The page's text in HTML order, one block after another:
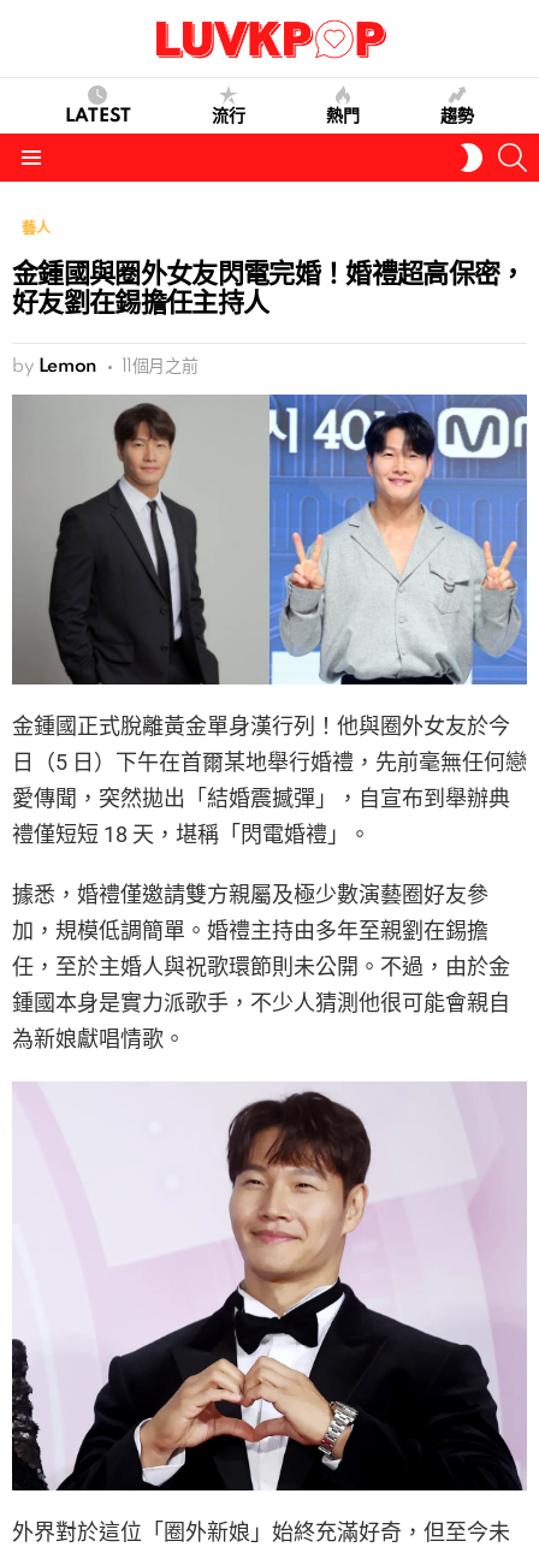
LATEST 流行 熱門 趨勢
SKIN
藝人
金鍾國與圈外女友閃電完婚！婚禮超高保密，
好友劉在錫擔任主持人
by Lemon 11個月之前
金鍾國正式脫離黃金單身漢行列！他與圈外女友於今
日（5 日）下午在首爾某地舉行婚禮，先前毫無任何戀
愛傳聞，突然拋出「結婚震撼彈」，自宣布到舉辦典
禮僅短短 18 天，堪稱「閃電婚禮」。
據悉，婚禮僅邀請雙方親屬及極少數演藝圈好友參
加，規模低調簡單。婚禮主持由多年至親劉在錫擔
任，至於主婚人與祝歌環節則未公開。不過，由於金
鍾國本身是實力派歌手，不少人猜測他很可能會親自
為新娘獻唱情歌。
外界對於這位「圈外新娘」始終充滿好奇，但至今未